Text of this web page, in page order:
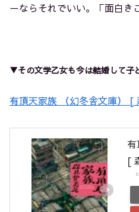
ーならそれでいい。「面白き
▼その文学乙女も今は結婚して子
有頂天家族 （幻冬舎文庫）
有
[